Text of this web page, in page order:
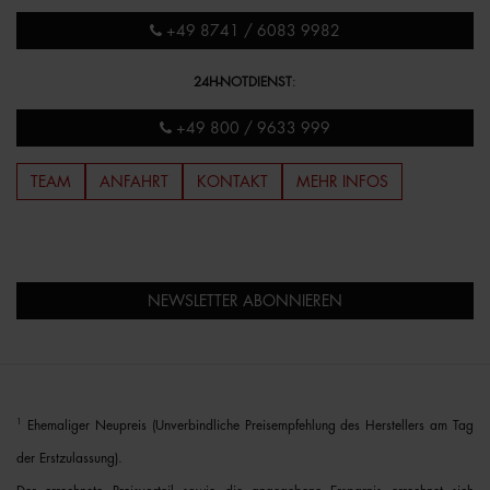
+49 8741 / 6083 9982
24H-NOTDIENST:
+49 800 / 9633 999
TEAM ANFAHRT KONTAKT MEHR INFOS
NEWSLETTER ABONNIEREN
Ehemaliger Neupreis (Unverbindliche Preisempfehlung des Herstellers am Tag
der Erstzulassung).